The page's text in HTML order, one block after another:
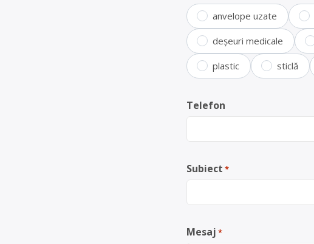
anvelope uzate
deșeuri medicale
plastic sticlă
Telefon
Subiect *
Mesaj *